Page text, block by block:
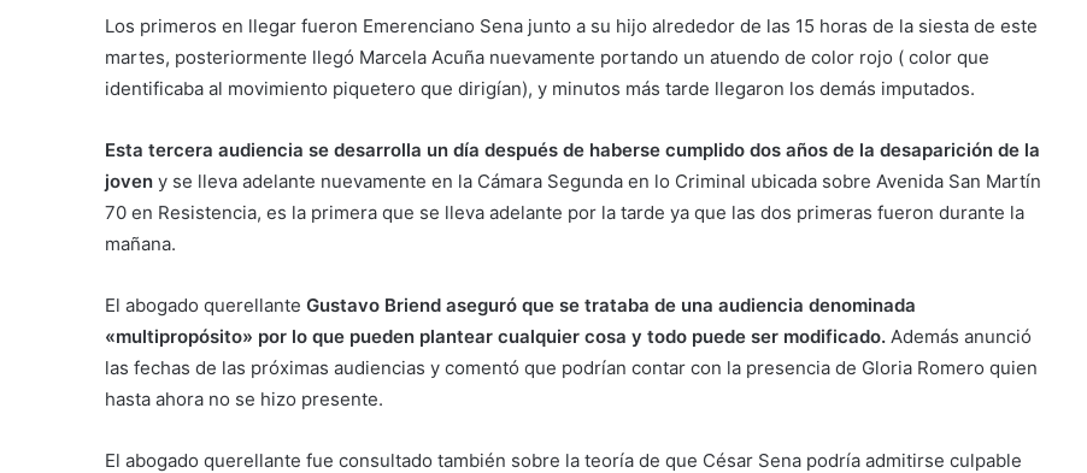
Los primeros en llegar fueron Emerenciano Sena junto a su hijo alrededor de las 15 horas de la siesta de este
martes, posteriormente llegó Marcela Acuña nuevamente portando un atuendo de color rojo ( color que
identificaba al movimiento piquetero que dirigían), y minutos más tarde llegaron los demás imputados.
Esta tercera audiencia se desarrolla un día después de haberse cumplido dos años de la desaparición de la
joven y se lleva adelante nuevamente en la Cámara Segunda en lo Criminal ubicada sobre Avenida San Martín
70 en Resistencia, es la primera que se lleva adelante por la tarde ya que las dos primeras fueron durante la
mañana.
El abogado querellante Gustavo Briend aseguró que se trataba de una audiencia denominada
«multipropósito» por lo que pueden plantear cualquier cosa y todo puede ser modificado. Además anunció
las fechas de las próximas audiencias y comentó que podrían contar con la presencia de Gloria Romero quien
hasta ahora no se hizo presente.
El abogado querellante fue consultado también sobre la teoría de que César Sena podría admitirse culpable